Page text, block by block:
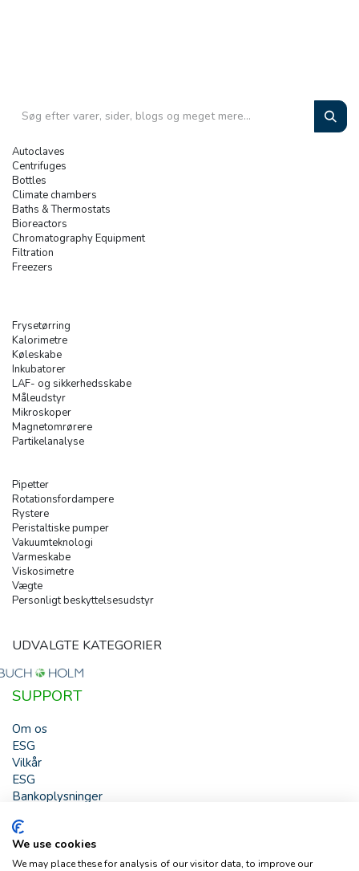
Autoclaves
Centrifuges
Bottles
Climate chambers
Baths & Thermostats
Bioreactors
Chromatography Equipment
Filtration
Freezers
Frysetørring
Kalorimetre
Køleskabe
Inkubatorer
LAF- og sikkerhedsskabe
Måleudstyr
Mikroskoper
Magnetomrørere
Partikelanalyse
Pipetter
Rotationsfordampere
Rystere
Peristaltiske pumper
Vakuumteknologi
Varmeskabe
Viskosimetre
Vægte
Personligt beskyttelsesudstyr
UDVALGTE KATEGORIER
SUPPORT
Om os
ESG
Vilkår
ESG
Bankoplysninger
HJÆLP
Buch & Holm A/S - Marielundvej 39 - DK-2730 Herlev -
We use cookies
We may place these for analysis of our visitor data, to improve our